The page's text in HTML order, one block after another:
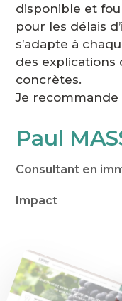
disponible et
pour les délais
s’adapte à
des
concrètes.
Je recommande
Paul
Consultant en
Impact